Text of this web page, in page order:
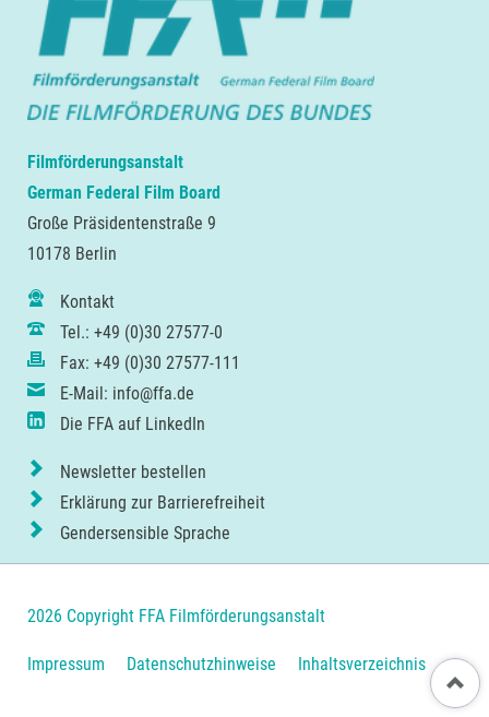
Filmförderungsanstalt
German Federal Film Board
Große Präsidentenstraße 9
10178 Berlin
Kontakt
Tel.: +49 (0)30 27577-0
Fax: +49 (0)30 27577-111
E-Mail: info@ffa.de
Die FFA auf LinkedIn
Newsletter bestellen
Erklärung zur Barrierefreiheit
Gendersensible Sprache
2026 Copyright FFA Filmförderungsanstalt
Navigation
Impressum Datenschutzhinweise Inhaltsverzeichnis Nach